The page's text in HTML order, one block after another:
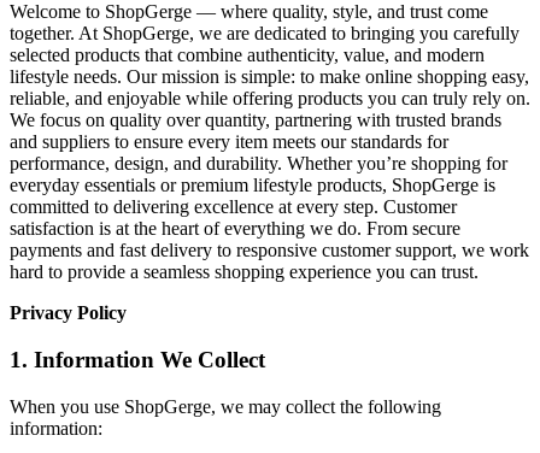
Welcome to ShopGerge — where quality, style, and trust come
together. At ShopGerge, we are dedicated to bringing you carefully
selected products that combine authenticity, value, and modern
lifestyle needs. Our mission is simple: to make online shopping easy,
reliable, and enjoyable while offering products you can truly rely on.
We focus on quality over quantity, partnering with trusted brands
and suppliers to ensure every item meets our standards for
performance, design, and durability. Whether you’re shopping for
everyday essentials or premium lifestyle products, ShopGerge is
committed to delivering excellence at every step. Customer
satisfaction is at the heart of everything we do. From secure
payments and fast delivery to responsive customer support, we work
hard to provide a seamless shopping experience you can trust.
Privacy Policy
1. Information We Collect
When you use ShopGerge, we may collect the following
information: